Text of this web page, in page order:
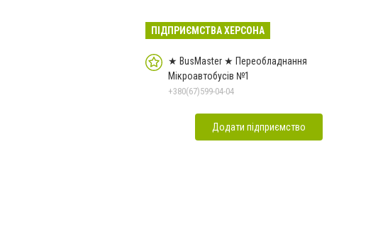
ПІДПРИЄМСТВА ХЕРСОНА
★ BusMaster ★ Переобладнання
Мікроавтобусів №1
+380(67)599-04-04
Додати підприємство